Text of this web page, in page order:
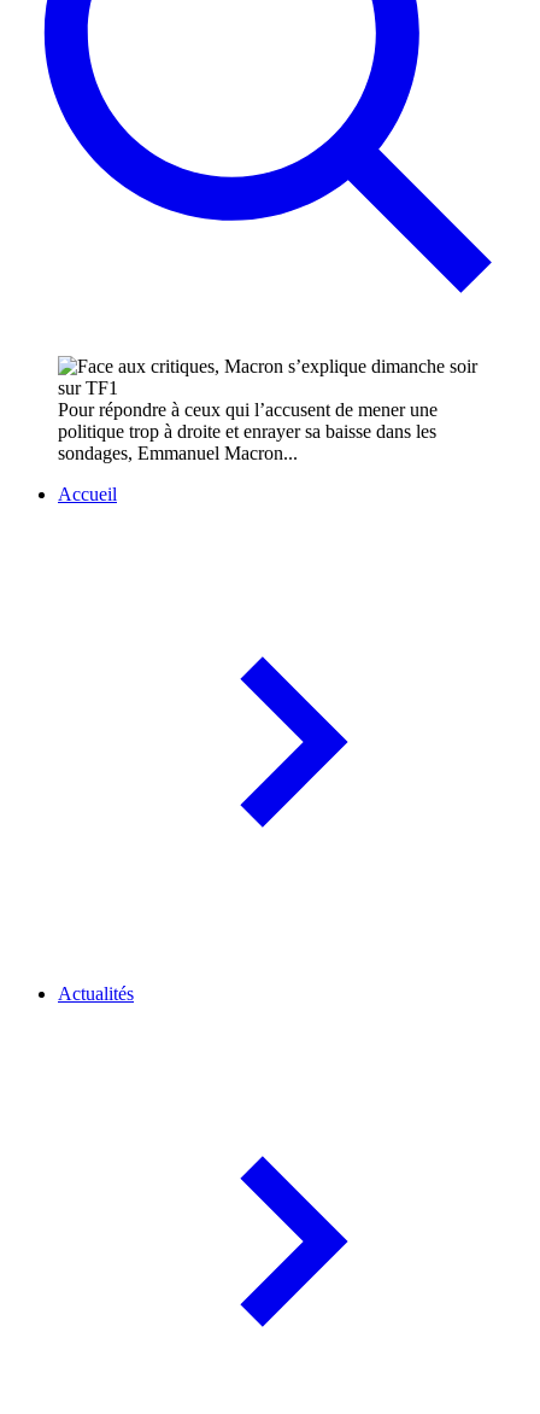
Pour répondre à ceux qui l’accusent de mener une
politique trop à droite et enrayer sa baisse dans les
sondages, Emmanuel Macron...
Accueil
Actualités